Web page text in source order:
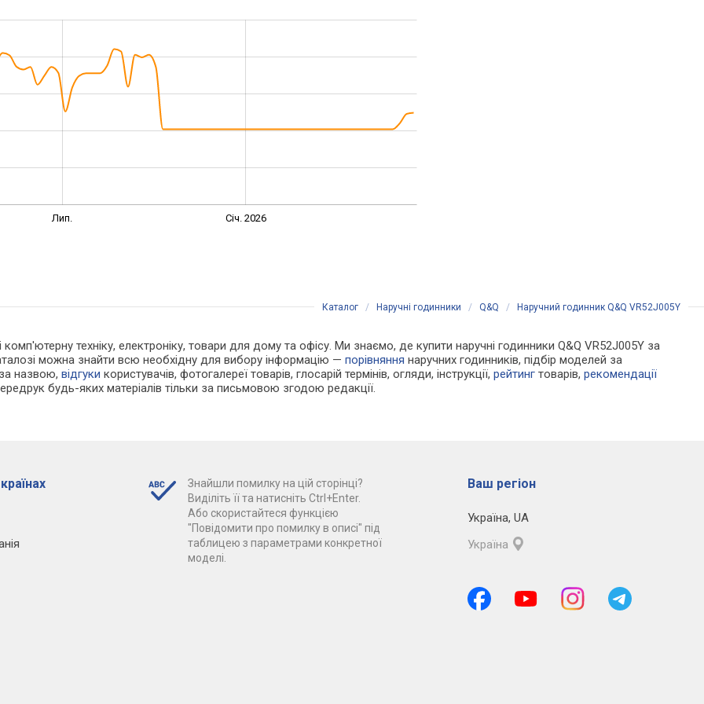
Лип. Січ. 2026
Каталог / Наручні годинники / Q&Q / Наручний годинник Q&Q VR52J005Y
комп'ютерну техніку, електроніку, товари для дому та офісу. Ми знаємо, де купити наручні годинники Q&Q VR52J005Y за
можна знайти всю необхідну для вибору інформацію —порівняння наручних годинників, підбір моделей за
назвою,відгуки користувачів, фотогалереї товарів, глосарій термінів, огляди, інструкції,рейтинг товарів,рекомендації
будь-яких матеріалів тільки за письмовою згодою редакції.
Знайшли помилку на цій сторінці?
Виділіть її та натисніть Ctrl+Enter.
Або скористайтеся функцією
"Повідомити про помилку в описі" під
таблицею з параметрами конкретної
моделі.
Ваш регіон
Україна, UA
Україна